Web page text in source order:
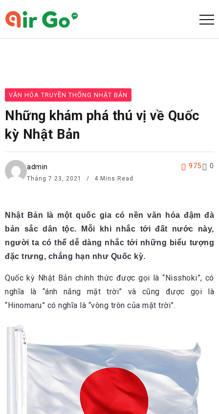
VĂN HÓA TRUYỀN THỐNG NHẬT BẢN
Những khám phá thú vị về Quốc
kỳ Nhật Bản
admin
Tháng 7 23, 2021 4 Mins Read
975 0
Nhật Bản là một quốc gia có nền văn hóa đậm đà
bản sắc dân tộc. Mỗi khi nhắc tới đất nước này,
người ta có thể dễ dàng nhắc tới những biểu tượng
đặc trưng, chẳng hạn như Quốc kỳ.
Quốc kỳ Nhật Bản chính thức được gọi là “Nisshoki”, có
nghĩa là “ánh nắng mặt trời” và cũng được gọi là
“Hinomaru” có nghĩa là “vòng tròn của mặt trời”.